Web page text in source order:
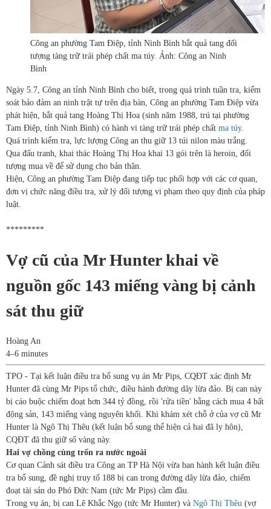
Công an phường Tam Điệp, tỉnh Ninh Bình bắt quả tang đối
tượng tàng trữ trái phép chất ma túy. Ảnh: Công an Ninh
Bình
Ngày 5.7, Công an tỉnh Ninh Bình cho biết, trong quá trình tuần tra, kiểm
soát bảo đảm an ninh trật tự trên địa bàn, Công an phường Tam Điệp vừa
phát hiện, bắt quả tang Hoàng Thị Hoa (sinh năm 1988, trú tại phường
Tam Điệp, tỉnh Ninh Bình) có hành vi tàng trữ trái phép chất ma túy.
Quá trình kiểm tra, lực lượng Công an thu giữ 13 túi nilon màu trắng.
Qua đấu tranh, khai thác Hoàng Thị Hoa khai 13 gói trên là heroin, đối
tượng mua về để sử dụng cho bản thân.
Hiện, Công an phường Tam Điệp đang tiếp tục phối hợp với các cơ quan,
đơn vị chức năng điều tra, xử lý đối tượng vi phạm theo quy định của pháp
luật.
*********
Vợ cũ của Mr Hunter khai về
nguồn gốc 143 miếng vàng bị cảnh
sát thu giữ
Hoàng An
4–6 minutes
TPO - Tại kết luận điều tra bổ sung vụ án Mr Pips, CQĐT xác định Mr
Hunter đã cùng Mr Pips tổ chức, điều hành đường dây lừa đảo. Bị can này
bị cáo buộc chiếm đoạt hơn 344 tỷ đồng, rồi 'rửa tiền' bằng cách mua 4 bất
động sản, 143 miếng vàng nguyên khối. Khi khám xét chỗ ở của vợ cũ Mr
Hunter là Ngô Thị Thêu (kết luận bổ sung thể hiện cả hai đã ly hôn),
CQĐT đã thu giữ số vàng này.
Hai vợ chồng cùng trốn ra nước ngoài
Cơ quan Cảnh sát điều tra Công an TP Hà Nội vừa ban hành kết luận điều
tra bổ sung, đề nghị truy tố 188 bị can trong đường dây lừa đảo, chiếm
đoạt tài sản do Phó Đức Nam (tức Mr Pips) cầm đầu.
Trong vụ án, bị can Lê Khắc Ngọ (tức Mr Hunter) và Ngô Thị Thêu (vợ